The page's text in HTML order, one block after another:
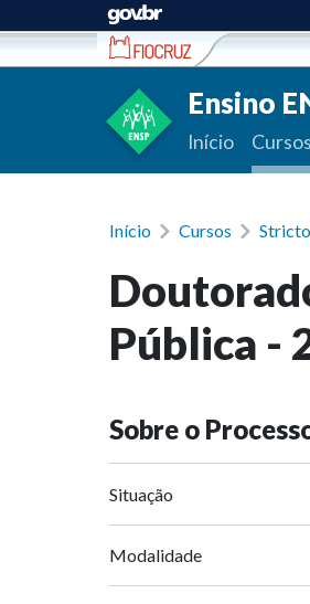
Ir para conteúdo
Ensino
Início Cursos
Início Cursos
Pública -
Sobre o
Situação
Modalidade